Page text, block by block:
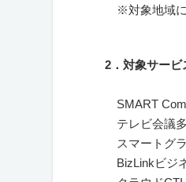
※対象地域に
2．対象サービ
SMART
テレビ会議
スマートグ
BizLinkビジ